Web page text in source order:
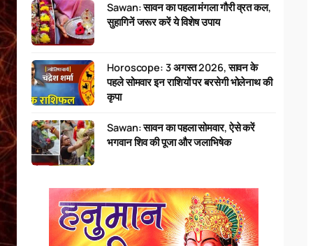
Sawan: सावन का पहला मंगला गौरी व्रत कल,
सुहागिनें जरूर करें ये विशेष उपाय
Horoscope: 3 अगस्त 2026, सावन के
पहले सोमवार इन राशियों पर बरसेगी भोलेनाथ की
कृपा
Sawan: सावन का पहला सोमवार, ऐसे करें
भगवान शिव की पूजा और जलाभिषेक